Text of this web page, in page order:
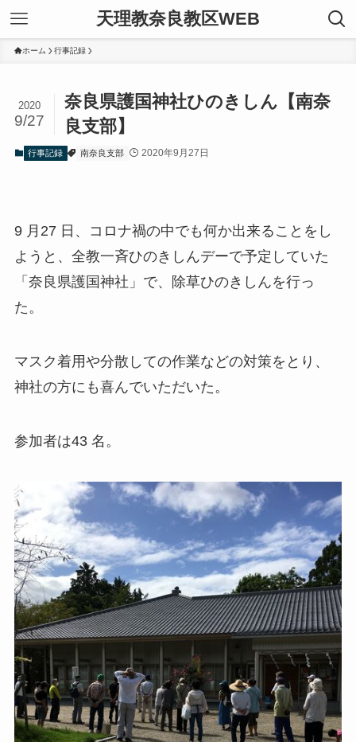
天理教奈良教区WEB
ホーム 行事記録
奈良県護国神社ひのきしん【南奈
良支部】
2020
9/27
行事記録 南奈良支部 2020年9月27日
9 月27 日、コロナ禍の中でも何か出来ることをし
ようと、全教一斉ひのきしんデーで予定していた
「奈良県護国神社」で、除草ひのきしんを行っ
た。
マスク着用や分散しての作業などの対策をとり、
神社の方にも喜んでいただいた。
参加者は43 名。